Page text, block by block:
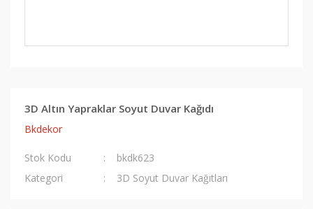
3D Altın Yapraklar Soyut Duvar Kağıdı
Bkdekor
Stok Kodu
bkdk623
Kategori
3D Soyut Duvar Kağıtları